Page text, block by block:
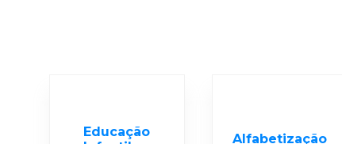
Educação
Alfabetização